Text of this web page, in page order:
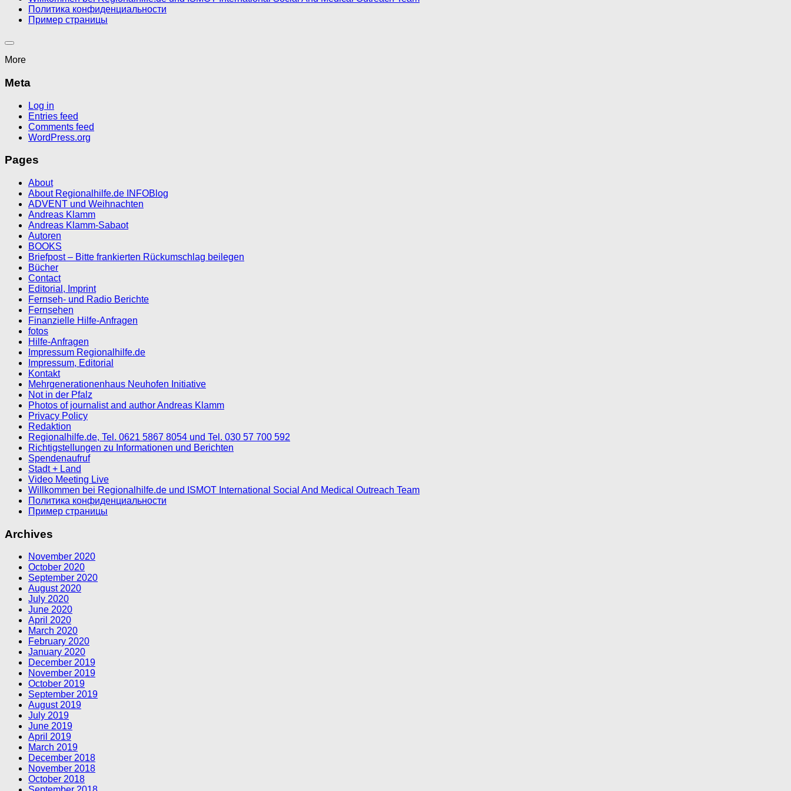
Политика конфиденциальности
Пример страницы
More
Meta
Log in
Entries feed
Comments feed
WordPress.org
Pages
About
About Regionalhilfe.de INFOBlog
ADVENT und Weihnachten
Andreas Klamm
Andreas Klamm-Sabaot
Autoren
BOOKS
Briefpost – Bitte frankierten Rückumschlag beilegen
Bücher
Contact
Editorial, Imprint
Fernseh- und Radio Berichte
Fernsehen
Finanzielle Hilfe-Anfragen
fotos
Hilfe-Anfragen
Impressum Regionalhilfe.de
Impressum, Editorial
Kontakt
Mehrgenerationenhaus Neuhofen Initiative
Not in der Pfalz
Photos of journalist and author Andreas Klamm
Privacy Policy
Redaktion
Regionalhilfe.de, Tel. 0621 5867 8054 und Tel. 030 57 700 592
Richtigstellungen zu Informationen und Berichten
Spendenaufruf
Stadt + Land
Video Meeting Live
Willkommen bei Regionalhilfe.de und ISMOT International Social And Medical Outreach Team
Политика конфиденциальности
Пример страницы
Archives
November 2020
October 2020
September 2020
August 2020
July 2020
June 2020
April 2020
March 2020
February 2020
January 2020
December 2019
November 2019
October 2019
September 2019
August 2019
July 2019
June 2019
April 2019
March 2019
December 2018
November 2018
October 2018